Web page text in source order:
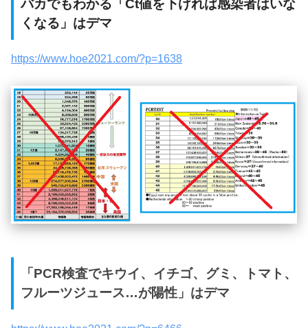
バカでもわかる「Ct値を下げれば感染者はいな
くなる」はデマ
https://www.hoe2021.com/?p=1638
「PCR検査でキウイ、イチゴ、グミ、トマト、
フルーツジュース…が陽性」はデマ